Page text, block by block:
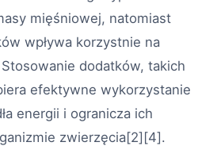
mięśniowej, natomiast
wpływa korzystnie na
dodatków, takich
efektywne wykorzystanie
energii i ogranicza ich
zwierzęcia[2][4].